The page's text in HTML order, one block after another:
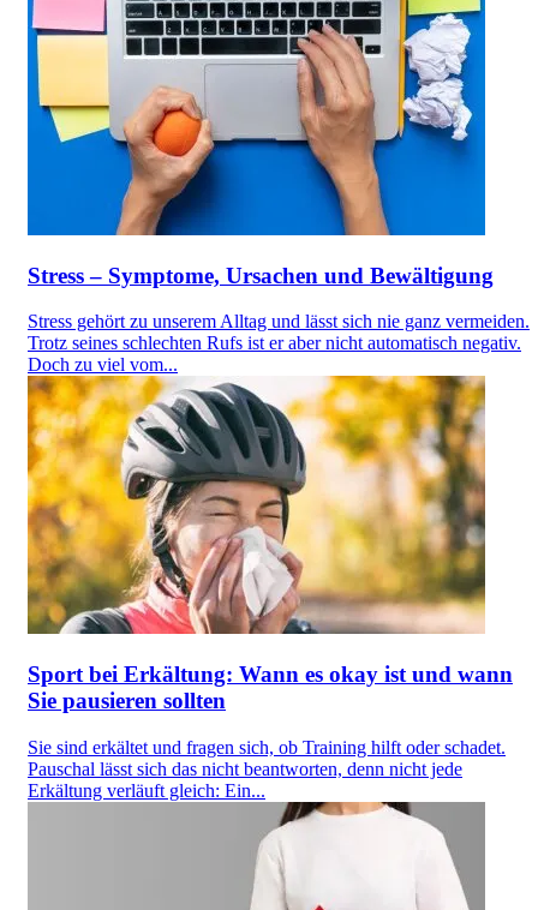
Stress – Symptome, Ursachen und Bewältigung
Stress gehört zu unserem Alltag und lässt sich nie ganz vermeiden.
Trotz seines schlechten Rufs ist er aber nicht automatisch negativ.
Doch zu viel vom...
Sport bei Erkältung: Wann es okay ist und wann
Sie pausieren sollten
Sie sind erkältet und fragen sich, ob Training hilft oder schadet.
Pauschal lässt sich das nicht beantworten, denn nicht jede
Erkältung verläuft gleich: Ein...